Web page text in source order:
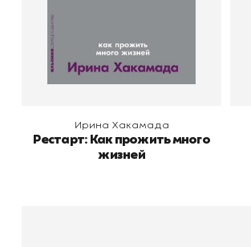
В корзину
Ирина Хакамада
Рестарт: Как прожить много
жизней